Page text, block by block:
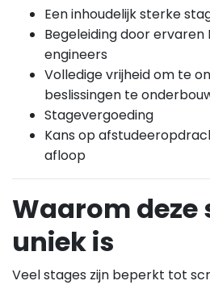
Een inhoudelijk sterke
Begeleiding door
engineers
Volledige vrijheid om te
beslissingen te
Stagevergoeding
Kans op
afloop
Waarom deze
uniek is
Veel stages zijn beperkt tot